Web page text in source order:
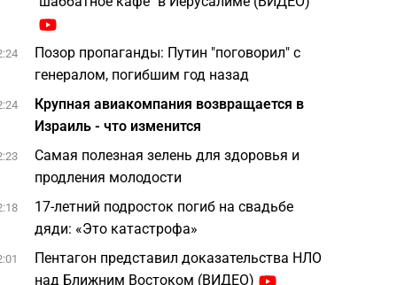
Позор пропаганды: Путин "поговорил" с
генералом, погибшим год назад
Крупная авиакомпания возвращается в
Израиль - что изменится
Самая полезная зелень для здоровья и
продления молодости
17-летний подросток погиб на свадьбе
дяди: «Это катастрофа»
Пентагон представил доказательства НЛО
над Ближним Востоком (ВИДЕО)